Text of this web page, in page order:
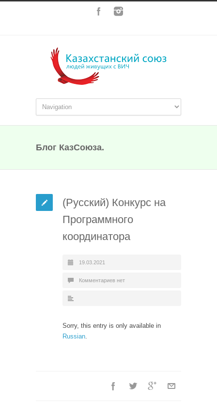
Блог КазСоюза.
(Русский) Конкурс на
Программного
координатора
19.03.2021
Комментариев нет
Sorry, this entry is only available in
Russian.